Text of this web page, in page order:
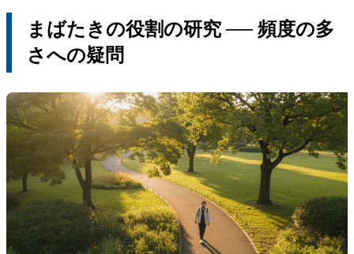
まばたきの役割の研究 ── 頻度の多
さへの疑問